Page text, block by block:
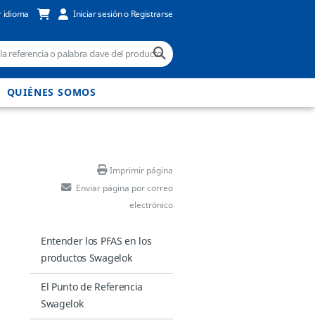
idioma Iniciar sesión o Registrarse
QUIÉNES SOMOS
Imprimir página
Enviar página por correo
electrónico
Entender los PFAS en los
productos Swagelok
El Punto de Referencia
Swagelok